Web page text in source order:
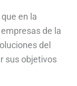
en la
de la
del
sus objetivos